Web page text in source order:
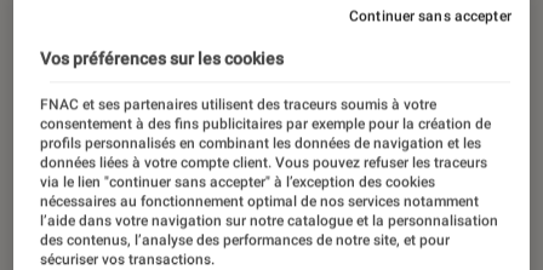
Vos préférences sur les cookies
FNAC et ses partenaires utilisent des traceurs soumis à votre
consentement à des fins publicitaires par exemple pour la création de
profils personnalisés en combinant les données de navigation et les
données liées à votre compte client. Vous pouvez refuser les traceurs
via le lien "continuer sans accepter" à l’exception des cookies
nécessaires au fonctionnement optimal de nos services notamment
l’aide dans votre navigation sur notre catalogue et la personnalisation
des contenus, l’analyse des performances de notre site, et pour
sécuriser vos transactions.
Continuer sans accepter